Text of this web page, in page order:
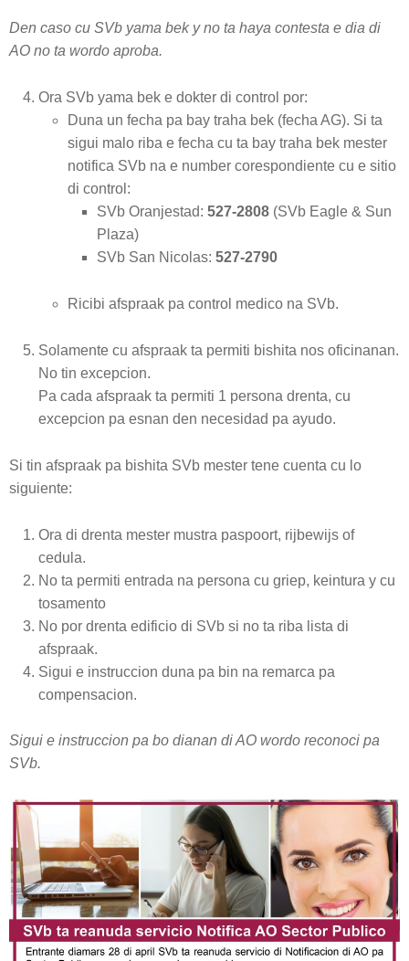
Den caso cu SVb yama bek y no ta haya contesta e dia di
AO no ta wordo aproba.
Ora SVb yama bek e dokter di control por:
Duna un fecha pa bay traha bek (fecha AG). Si ta
sigui malo riba e fecha cu ta bay traha bek mester
notifica SVb na e number corespondiente cu e sitio
di control:
SVb Oranjestad: 527-2808 (SVb Eagle & Sun
Plaza)
SVb San Nicolas: 527-2790
Ricibi afspraak pa control medico na SVb.
Solamente cu afspraak ta permiti bishita nos oficinanan.
No tin excepcion.
Pa cada afspraak ta permiti 1 persona drenta, cu
excepcion pa esnan den necesidad pa ayudo.
Si tin afspraak pa bishita SVb mester tene cuenta cu lo
siguiente:
Ora di drenta mester mustra paspoort, rijbewijs of
cedula.
No ta permiti entrada na persona cu griep, keintura y cu
tosamento
No por drenta edificio di SVb si no ta riba lista di
afspraak.
Sigui e instruccion duna pa bin na remarca pa
compensacion.
Sigui e instruccion pa bo dianan di AO wordo reconoci pa
SVb.